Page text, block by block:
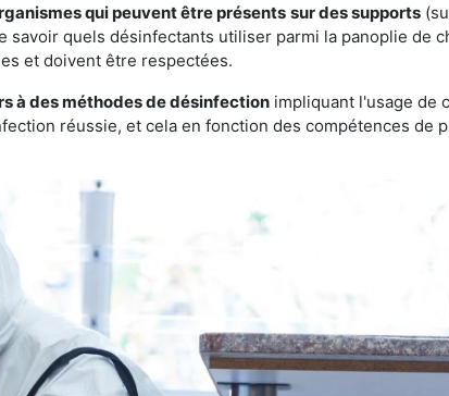
qui peuvent être présents sur des supports
quels désinfectants utiliser parmi la panoplie de
et doivent être respectées.
à des méthodes de désinfection impliquant l'usage de
réussie, et cela en fonction des compétences de